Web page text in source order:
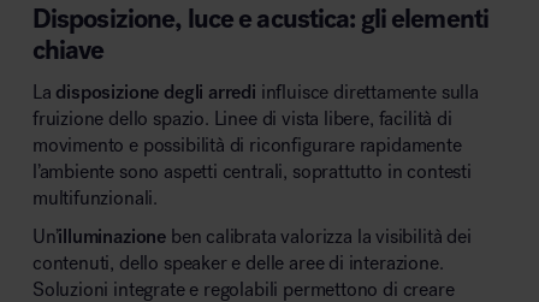
Disposizione, luce e acustica: gli elementi
chiave
La disposizione degli arredi influisce direttamente sulla
fruizione dello spazio. Linee di vista libere, facilità di
movimento e possibilità di riconfigurare rapidamente
l’ambiente sono aspetti centrali, soprattutto in contesti
multifunzionali.
Un’illuminazione ben calibrata valorizza la visibilità dei
contenuti, dello speaker e delle aree di interazione.
Soluzioni integrate e regolabili permettono di creare